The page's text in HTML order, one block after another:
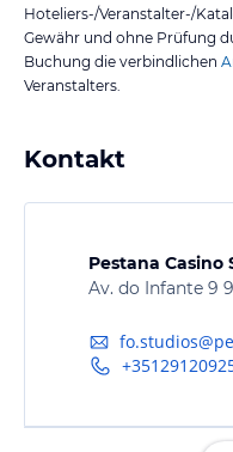
Hoteliers-/Veranstalter-/
Gewähr und ohne Prüfung
Buchung die verbindlichen
Veranstalters.
Kontakt
Pestana Casino
Av. do Infante 9